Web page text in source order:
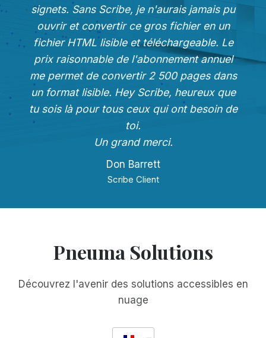
signets. Sans Scribe, je n'aurais jamais pu
ouvrir et convertir ce gros fichier en un
fichier HTML lisible et téléchargeable. Le
prix raisonnable de l'abonnement annuel
me permet de convertir 2 500 pages dans
un format lisible. Hey Scribe, heureux que
tu sois là pour tous ceux qui ont besoin de
toi.
Un grand merci.
Don Barrett
Scribe Client
Pneuma Solutions
Découvrez l'avenir des solutions accessibles en
nuage